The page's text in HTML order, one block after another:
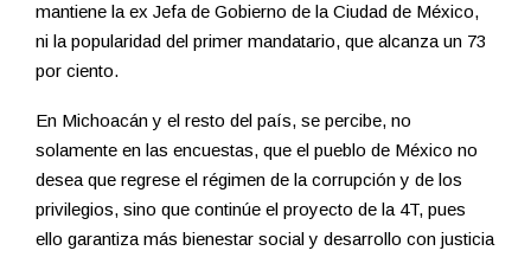
mantiene la ex Jefa de Gobierno de la Ciudad de México,
ni la popularidad del primer mandatario, que alcanza un 73
por ciento.
En Michoacán y el resto del país, se percibe, no
solamente en las encuestas, que el pueblo de México no
desea que regrese el régimen de la corrupción y de los
privilegios, sino que continúe el proyecto de la 4T, pues
ello garantiza más bienestar social y desarrollo con justicia